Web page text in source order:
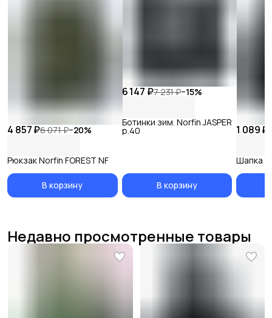
4 857 ₽6 071 ₽−20%
Рюкзак Norfin FOREST NF
В корзину
6 147 ₽7 231 ₽−15%
Ботинки зим. Norfin JASPER
р.40
В корзину
1 089 ₽
Шапка
Недавно просмотренные товары